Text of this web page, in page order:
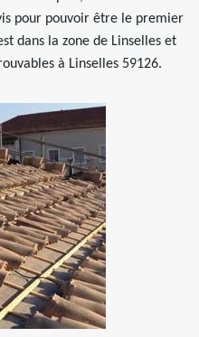
pour pouvoir être le premier
dans la zone de Linselles et
à Linselles 59126.